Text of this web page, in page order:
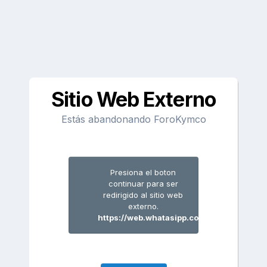
Sitio Web Externo
Estás abandonando ForoKymco
Presiona el boton
continuar para ser
redirigido al sitio web
externo.
https://web.whatasipp.com/